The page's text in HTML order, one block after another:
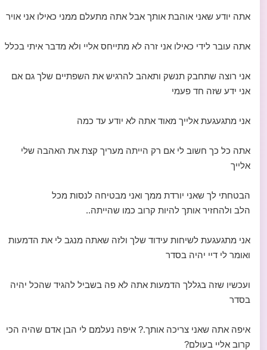
אתה יודע שאני אוהבת אותך אבל אתה מתעלם ממני כאילו אני אויר
אתה עובר לידי כאילו אני זרה לא מתייחס אליי ולא מדבר איתי בכלל
אני רוצה שתחבק תנשק ותאהב להרגיש את השפתיים שלך גם אם
אני ידע שזה חד פעמי
אני מתגעגעת אלייך מאוד אתה לא יודע עד כמה
אתה כל כך חשוב לי אם רק הייתה מעריך קצת את האהבה שלי
אלייך
הבטחתי לך שאני יורדת ממך ואני מבטיחה לנסות מכל
הלב ולהחזיר אותך להיות קרוב כמו שהייתה..
אני מתגעגעת לשיחות עידוד שלך ולזה שאתה מנגב לי את הדמעות
ואומר לי דיי יהיה בסדר
ועכשיו שזה בגללך הדמעות אתה לא פה בשביל להגיד שהכל יהיה
בסדר
איפה אתה שאני צריכה אותך.? איפה נעלמם לי הבן אדם שהיה הכי
קרוב אליי בעולם?